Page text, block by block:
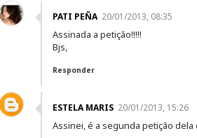
PATI PEÑA 20/01/2013, 08:35
Assinada a petição!!!!!
Bjs,
Responder
ESTELA MARIS 20/01/2013, 15:26
Assinei, é a segunda petição